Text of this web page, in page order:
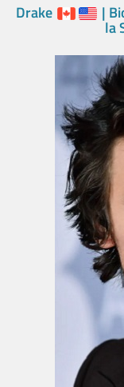
Drake |
la